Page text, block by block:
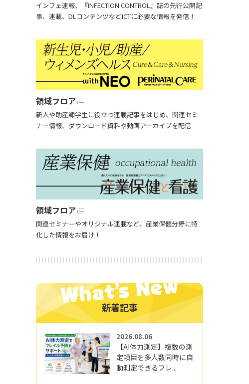
インフェ速報、『INFECTION CONTROL』誌の先行公開記
事、連載、DLコンテンツなどICTに必要な情報を発信！
領域フロア
新人や助産師学生に役立つ連載記事をはじめ、関連セミ
ナー情報、ダウンロード資料や動画アーカイブを配信
領域フロア
関連セミナーやオリジナル連載など、産業保健分野に特
化した情報をお届け！
新着記事
2026.08.06
【AI体力測定】複数の測
定項目を多人数同時に自
動測定できるフレ...